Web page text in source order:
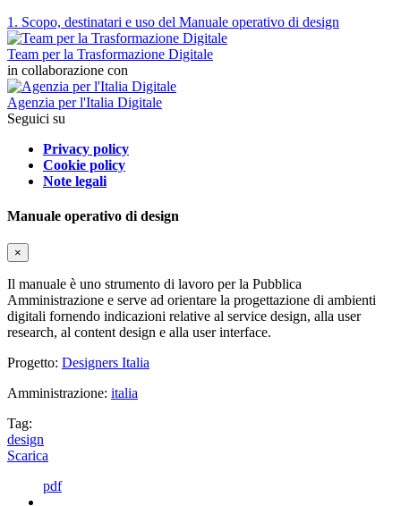
1. Scopo, destinatari e uso del Manuale operativo di design
Team per la Trasformazione Digitale
in collaborazione con
Agenzia per l'Italia Digitale
Seguici su
Privacy policy
Cookie policy
Note legali
Manuale operativo di design
×
Il manuale è uno strumento di lavoro per la Pubblica
Amministrazione e serve ad orientare la progettazione di ambienti
digitali fornendo indicazioni relative al service design, alla user
research, al content design e alla user interface.
Progetto: Designers Italia
Amministrazione: italia
Tag:
design
Scarica
pdf